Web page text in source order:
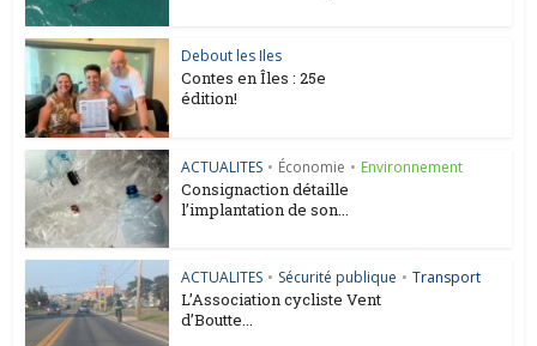
Debout les Iles
Contes en Îles : 25e
édition!
ACTUALITES • Économie • Environnement
Consignaction détaille
l’implantation de son...
ACTUALITES • Sécurité publique • Transport
L’Association cycliste Vent
d’Boutte...